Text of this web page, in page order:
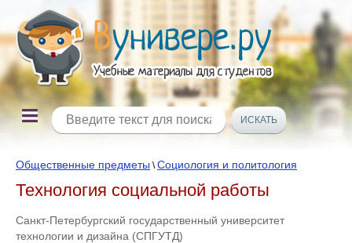
Общественные предметы \Социология и политология
Технология социальной работы
Санкт-Петербургский государственный университет
технологии и дизайна (СПГУТД)